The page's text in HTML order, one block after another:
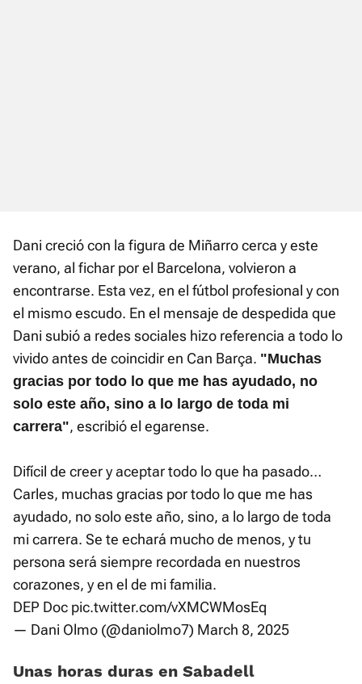
Dani creció con la figura de Miñarro cerca y este
verano, al fichar por el Barcelona, volvieron a
encontrarse. Esta vez, en el fútbol profesional y con
el mismo escudo. En el mensaje de despedida que
Dani subió a redes sociales hizo referencia a todo lo
vivido antes de coincidir en Can Barça. "Muchas
gracias por todo lo que me has ayudado, no
solo este año, sino a lo largo de toda mi
carrera", escribió el egarense.
Difícil de creer y aceptar todo lo que ha pasado…
Carles, muchas gracias por todo lo que me has
ayudado, no solo este año, sino, a lo largo de toda
mi carrera. Se te echará mucho de menos, y tu
persona será siempre recordada en nuestros
corazones, y en el de mi familia.
DEP Doc pic.twitter.com/vXMCWMosEq
— Dani Olmo (@daniolmo7) March 8, 2025
Unas horas duras en Sabadell